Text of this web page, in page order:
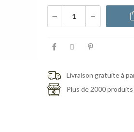
Livraison gratuite à
Plus de 2000